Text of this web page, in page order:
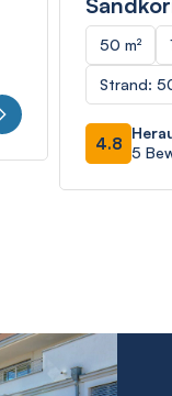
50 m²
Strand:
4.8 5